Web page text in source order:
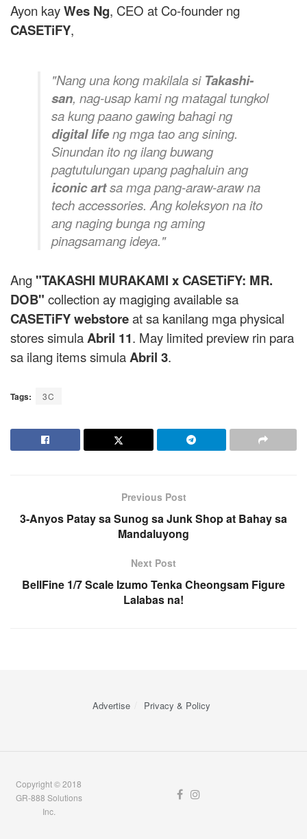
Ayon kayWes Ng, CEO at Co-founder ng
CASETiFY,
"Nang una kong makilala si Takashi-
san, nag-usap kami ng matagal tungkol
sa kung paano gawing bahagi ng
digital lifeng mga tao ang sining.
Sinundan ito ng ilang buwang
pagtutulungan upang paghaluin ang
iconic artsa mga pang-araw-araw na
tech accessories. Ang koleksyon na ito
ang naging bunga ng aming
pinagsamang ideya."
Ang "TAKASHI MURAKAMI x CASETiFY: MR.
DOB" collection ay magiging available sa
CASETiFY webstoreat sa kanilang mga physical
stores simulaAbril 11. May limited preview rin para
sa ilang items simulaAbril 3.
Tags: 3C
Previous Post
3-Anyos Patay sa Sunog sa Junk Shop at Bahay sa
Mandaluyong
Next Post
BellFine 1/7 Scale Izumo Tenka Cheongsam Figure
Lalabas na!
Advertise Privacy & Policy
Copyright © 2018
GR-888 Solutions
Inc.